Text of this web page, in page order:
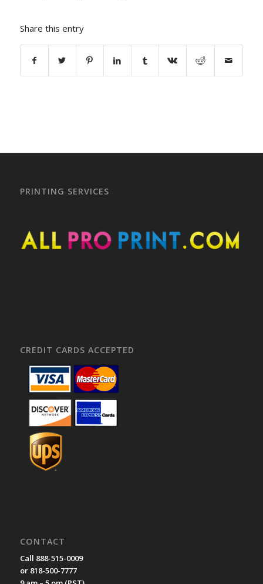
Share this entry
PRINTING SERVICES
CREDIT CARDS ACCEPTED
CONTACT
Call 888-515-0009
or 818-500-7777